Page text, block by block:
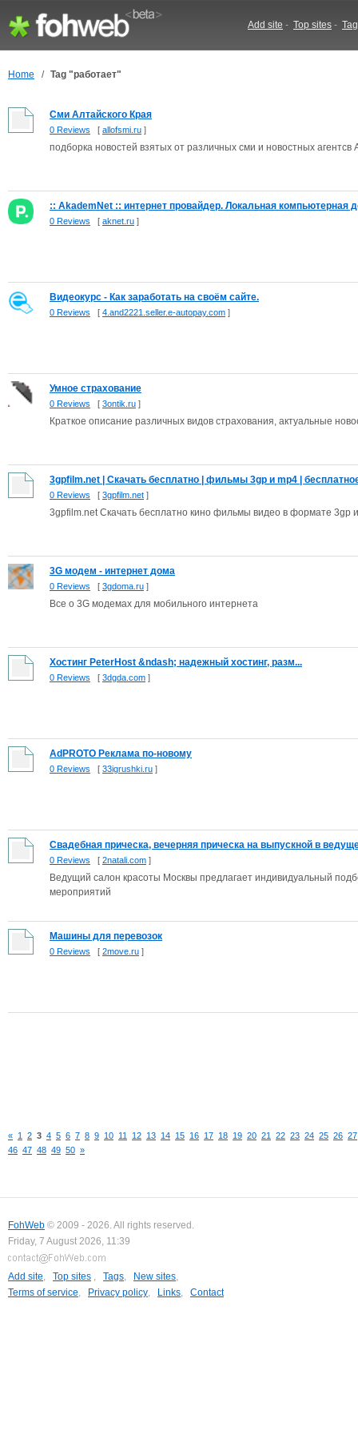
Add site - Top sites -
Home / Tag "работает"
Сми Алтайского Края
0 Reviews [ allofsmi.ru ]
подборка новостей взятых от различных сми и новостных агентсв
:: AkademNet :: интернет провайдер. Локальная компьютерная
0 Reviews [ aknet.ru ]
Видеокурс - Как заработать на своём сайте.
0 Reviews [ 4.and2221.seller.e-autopay.com ]
Умное страхование
0 Reviews [ 3ontik.ru ]
Краткое описание различных видов страхования, актуальные
3gpfilm.net | Скачать бесплатно | фильмы 3gp и mp4 |
0 Reviews [ 3gpfilm.net ]
3gpfilm.net Скачать бесплатно кино фильмы видео в формате 3gp
3G модем - интернет дома
0 Reviews [ 3gdoma.ru ]
Все о 3G модемах для мобильного интернета
Хостинг PeterHost &ndash; надежный хостинг, разм...
0 Reviews [ 3dgda.com ]
AdPROTO Реклама по-новому
0 Reviews [ 33igrushki.ru ]
Свадебная прическа, вечерняя прическа на выпуcкной в
0 Reviews [ 2natali.com ]
Ведущий салон красоты Москвы предлагает индивидуальный
мероприятий
Машины для перевозок
0 Reviews [ 2move.ru ]
« 1 2 3 4 5 6 7 8 9 10 11 12 13 14 15 16 17 18 19 20 21 22 23 24 25 26 27
46 47 48 49 50 »
FohWeb © 2009 - 2026. All rights reserved.
Friday, 7 August 2026, 11:39
Add site, Top sites , Tags, New sites,
Terms of service, Privacy policy, Links, Contact